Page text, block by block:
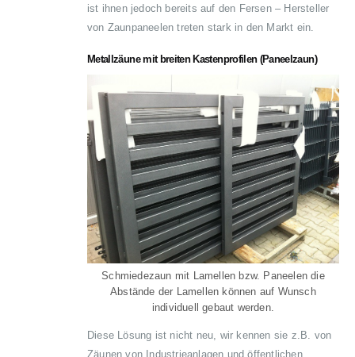
ist ihnen jedoch bereits auf den Fersen – Hersteller
von Zaunpaneelen treten stark in den Markt ein.
Metallzäune mit breiten Kastenprofilen (Paneelzaun)
Schmiedezaun mit Lamellen bzw. Paneelen die
Abstände der Lamellen können auf Wunsch
individuell gebaut werden.
Diese Lösung ist nicht neu, wir kennen sie z.B. von
Zäunen von Industrieanlagen und öffentlichen